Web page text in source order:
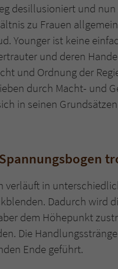
desillusioniert und
zu Frauen
Younger ist keine
und deren
und Ordnung der
durch Macht- und
in seinen
verläuft in
Dadurch wird
dem Höhepunkt
Die
Ende geführt.